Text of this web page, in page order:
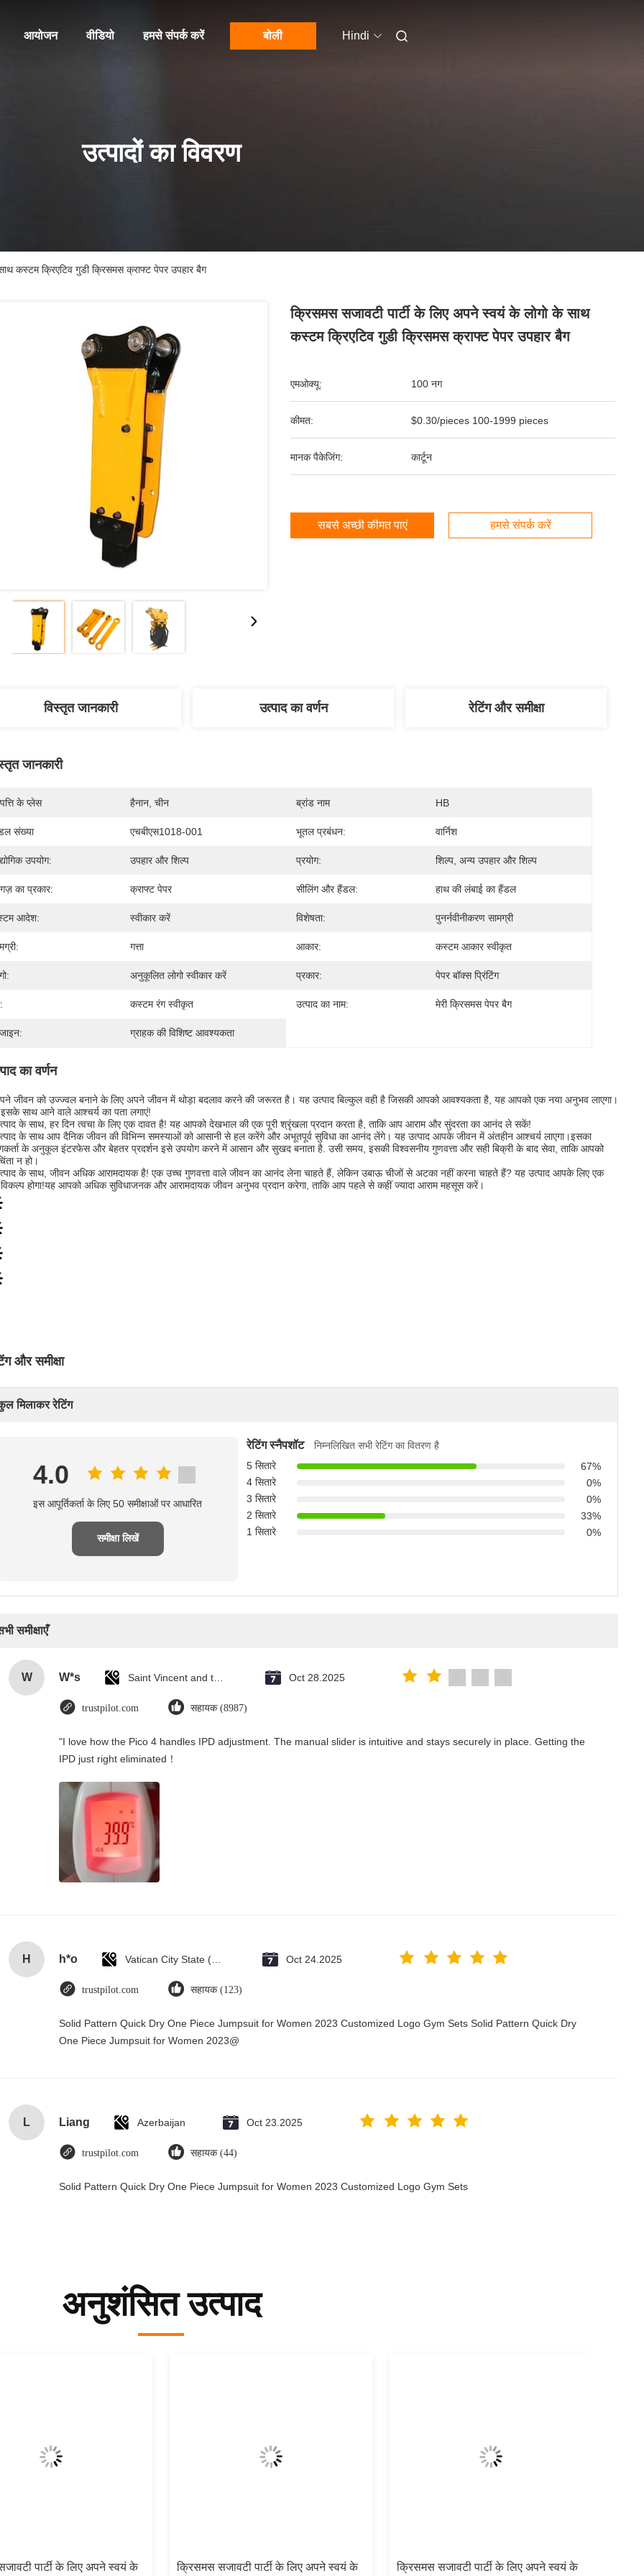
आयोजन वीडियो हमसे संपर्क करें बोली Hindi
उत्पादों का विवरण
कस्टम क्रिएटिव गुडी क्रिसमस क्राफ्ट पेपर उपहार बैग
क्रिसमस सजावटी पार्टी के लिए अपने स्वयं के लोगो के साथ
कस्टम क्रिएटिव गुडी क्रिसमस क्राफ्ट पेपर उपहार बैग
एमओक्यू: 100 नग
कीमत: $0.30/pieces 100-1999 pieces
मानक पैकेजिंग: कार्टून
सबसे अच्छी कीमत पाएं हमसे संपर्क करें
विस्तृत जानकारी उत्पाद का वर्णन रेटिंग और समीक्षा
जानकारी
के प्लेस हैनान, चीन ब्रांड नाम HB
संख्या एचबीएस1018-001 भूतल प्रबंधन: वार्निश
उपयोग: उपहार और शिल्प प्रयोग: शिल्प, अन्य उपहार और शिल्प
का प्रकार: क्राफ्ट पेपर सीलिंग और हैंडल: हाथ की लंबाई का हैंडल
आदेश: स्वीकार करें विशेषता: पुनर्नवीनीकरण सामग्री
गत्ता आकार: कस्टम आकार स्वीकृत
अनुकूलित लोगो स्वीकार करें प्रकार: पेपर बॉक्स प्रिंटिंग
कस्टम रंग स्वीकृत उत्पाद का नाम: मेरी क्रिसमस पेपर बैग
ग्राहक की विशिष्ट आवश्यकता
का वर्णन
जीवन को उज्ज्वल बनाने के लिए अपने जीवन में थोड़ा बदलाव करने की जरूरत है। यह उत्पाद बिल्कुल वही है जिसकी आपको आवश्यकता है, यह आपको एक नया अनुभव लाएगा।
साथ आने वाले आश्चर्य का पता लगाएं!
के साथ, हर दिन त्वचा के लिए एक दावत है! यह आपको देखभाल की एक पूरी श्रृंखला प्रदान करता है, ताकि आप आराम और सुंदरता का आनंद ले सकें!
के साथ आप दैनिक जीवन की विभिन्न समस्याओं को आसानी से हल करेंगे और अभूतपूर्व सुविधा का आनंद लेंगे। यह उत्पाद आपके जीवन में अंतहीन आश्चर्य लाएगा।इसका
के अनुकूल इंटरफेस और बेहतर प्रदर्शन इसे उपयोग करने में आसान और सुखद बनाता है. उसी समय, इसकी विश्वसनीय गुणवत्ता और सही बिक्री के बाद सेवा, ताकि आपको
न हो।
के साथ, जीवन अधिक आरामदायक है! एक उच्च गुणवत्ता वाले जीवन का आनंद लेना चाहते हैं, लेकिन उबाऊ चीजों से अटका नहीं करना चाहते हैं? यह उत्पाद आपके लिए एक
विकल्प होगा!यह आपको अधिक सुविधाजनक और आरामदायक जीवन अनुभव प्रदान करेगा, ताकि आप पहले से कहीं ज्यादा आराम महसूस करें।
और समीक्षा
मिलाकर रेटिंग
4.0
इस आपूर्तिकर्ता के लिए 50 समीक्षाओं पर आधारित
समीक्षा लिखें
रेटिंग स्नैपशॉट
निम्नलिखित सभी रेटिंग का वितरण है
5 सितारे
67%
4 सितारे
0%
3 सितारे
0%
2 सितारे
33%
1 सितारे
0%
समीक्षाएँ
W W*s Oct 28.2025
trustpilot.com सहायक (8987)
"I love how the Pico 4 handles IPD adjustment. The manual slider is intuitive and stays securely in place. Getting the
IPD just right eliminated！
H h*o Oct 24.2025
trustpilot.com सहायक (123)
Solid Pattern Quick Dry One Piece Jumpsuit for Women 2023 Customized Logo Gym Sets Solid Pattern Quick Dry
One Piece Jumpsuit for Women 2023@
L Liang Azerbaijan Oct 23.2025
trustpilot.com सहायक (44)
Solid Pattern Quick Dry One Piece Jumpsuit for Women 2023 Customized Logo Gym Sets
अनुशंसित उत्पाद
पार्टी के लिए अपने स्वयं के क्रिसमस सजावटी पार्टी के लिए अपने स्वयं के क्रिसमस सजावटी पार्टी के लिए अपने स्वयं के